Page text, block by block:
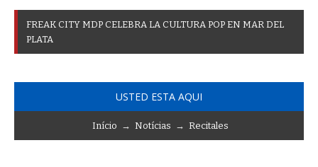
FREAK CITY MDP CELEBRA LA CULTURA POP EN MAR DEL
PLATA
USTED ESTA AQUI
Início → Notícias → Recitales